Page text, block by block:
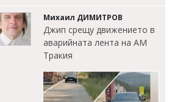
Михаил ДИМИТРОВ
Джип срещу движението в
аварийната лента на АМ
Тракия